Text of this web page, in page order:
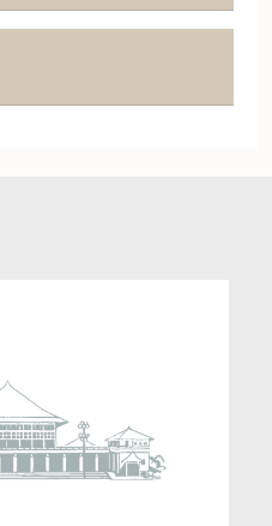
මෙනවිය, පා.ම.